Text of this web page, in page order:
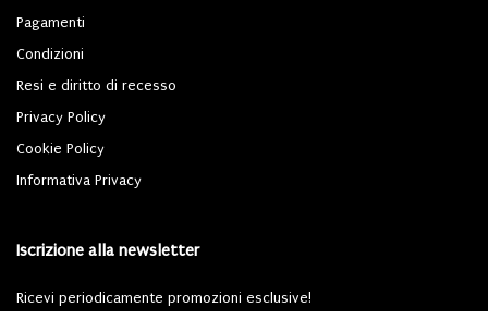
Pagamenti
Condizioni
Resi e diritto di recesso
Privacy Policy
Cookie Policy
Informativa Privacy
Iscrizione alla newsletter
Ricevi periodicamente promozioni esclusive!